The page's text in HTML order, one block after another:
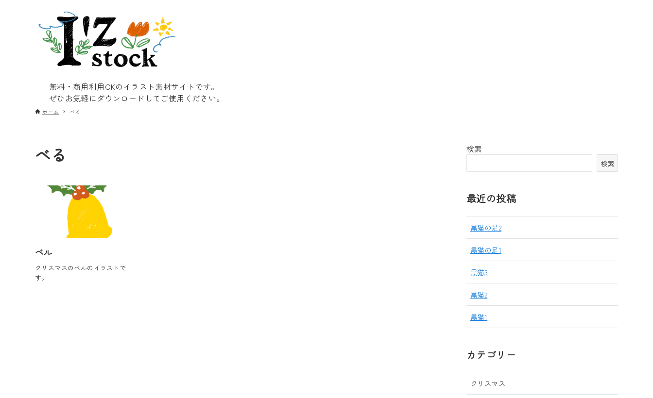
無料・商用利用OKのイラスト素材サイトです。
ぜひお気軽にダウンロードしてご使用ください。
ホーム べる
べる
ベル
クリスマスのベルのイラストで
す。
検索
検索
最近の投稿
黒猫の足2
黒猫の足1
黒猫3
黒猫2
黒猫1
カテゴリー
クリスマス